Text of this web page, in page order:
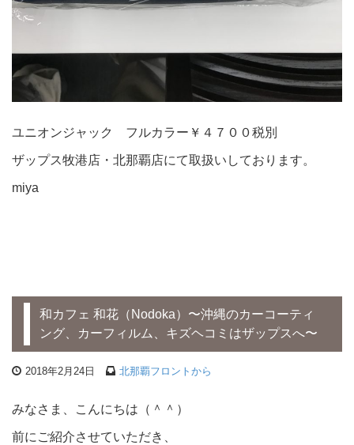
ユニオンジャック フルカラー￥４７００税別
ザップス牧港店・北那覇店にて取扱いしております。
miya
和カフェ 和花（Nodoka）〜沖縄のカーコーティ
ング、カーフィルム、キズヘコミはザップスへ〜
2018年2月24日 北那覇フロントから
みなさま、こんにちは（＾＾）
前にご紹介させていただき、